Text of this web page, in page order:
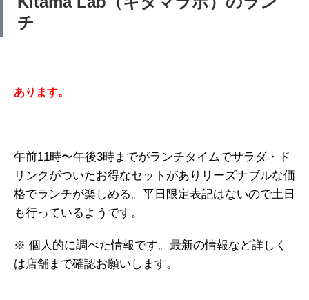
チ
あります。
午前11時〜午後3時までがランチタイムでサラダ・ド
リンクがついたお得なセットがありリーズナブルな価
格でランチが楽しめる。平日限定表記はないので土日
も行っているようです。
※ 個人的に調べた情報です。最新の情報など詳しく
は店舗まで確認お願いします。